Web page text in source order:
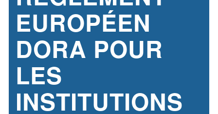
EUROPÉEN
DORA POUR
LES
INSTITUTIONS